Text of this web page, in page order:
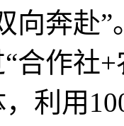
向奔赴
合作社
利用